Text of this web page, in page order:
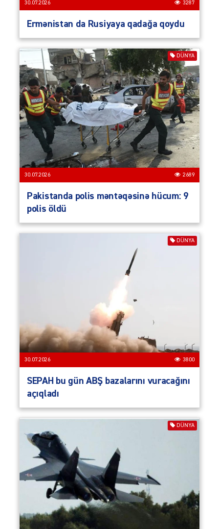
30.07.2026 3287
Ermənistan da Rusiyaya qadağa qoydu
DÜNYA
30.07.2026 2689
Pakistanda polis məntəqəsinə hücum: 9
polis öldü
DÜNYA
30.07.2026 3800
SEPAH bu gün ABŞ bazalarını vuracağını
açıqladı
DÜNYA